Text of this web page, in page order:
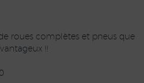
roues complètes et pneus que
!!